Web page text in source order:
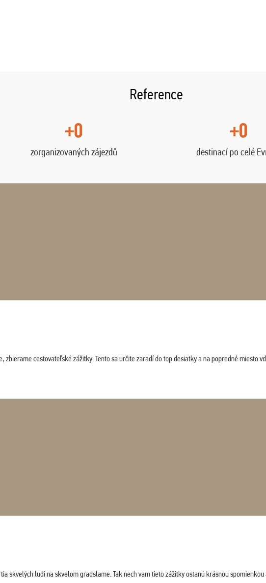
Reference
+0
zorganizovaných zájezdů
+0
destinací po celé
zbierame cestovateľské zážitky. Tento sa určite zaradí do top desiatky a na popredné miesto
skvelých ludi na skvelom gradslame. Tak nech vam tieto zážitky ostanú krásnou